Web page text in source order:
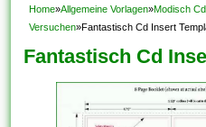
Home»Allgemeine Vorlagen»Modisch
Versuchen»Fantastisch Cd Insert
Fantastisch Cd